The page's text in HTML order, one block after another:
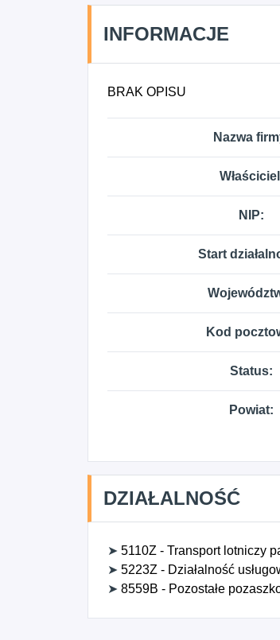
INFORMACJE
BRAK OPISU
Nazwa
NIP:
Start
Kod
Status:
Powiat:
DZIAŁALNOŚĆ
➤ 5110Z - Transport lotniczy
➤ 5223Z - Działalność
➤ 8559B - Pozostałe